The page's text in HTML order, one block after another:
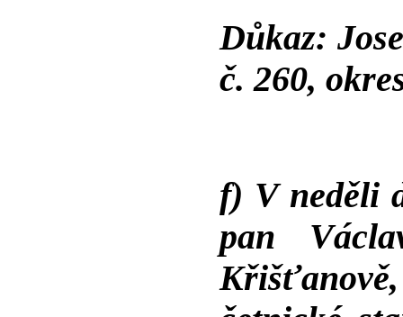
Důkaz:
č. 260,
f) V neděli
pan